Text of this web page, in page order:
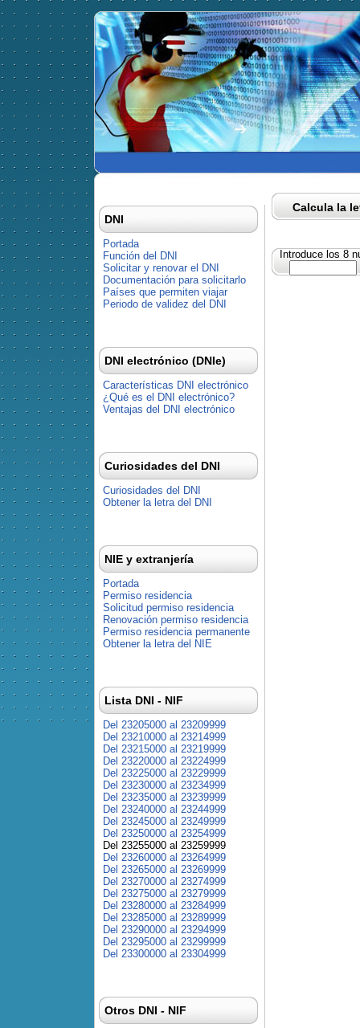
Calcula la
Introduce los 8
DNI
Portada
Función del DNI
Solicitar y renovar el DNI
Documentación para solicitarlo
Países que permiten viajar
Periodo de validez del DNI
DNI electrónico (DNIe)
Características DNI electrónico
¿Qué es el DNI electrónico?
Ventajas del DNI electrónico
Curiosidades del DNI
Curiosidades del DNI
Obtener la letra del DNI
NIE y extranjería
Portada
Permiso residencia
Solicitud permiso residencia
Renovación permiso residencia
Permiso residencia permanente
Obtener la letra del NIE
Lista DNI - NIF
Del 23205000 al 23209999
Del 23210000 al 23214999
Del 23215000 al 23219999
Del 23220000 al 23224999
Del 23225000 al 23229999
Del 23230000 al 23234999
Del 23235000 al 23239999
Del 23240000 al 23244999
Del 23245000 al 23249999
Del 23250000 al 23254999
Del 23255000 al 23259999
Del 23260000 al 23264999
Del 23265000 al 23269999
Del 23270000 al 23274999
Del 23275000 al 23279999
Del 23280000 al 23284999
Del 23285000 al 23289999
Del 23290000 al 23294999
Del 23295000 al 23299999
Del 23300000 al 23304999
Otros DNI - NIF